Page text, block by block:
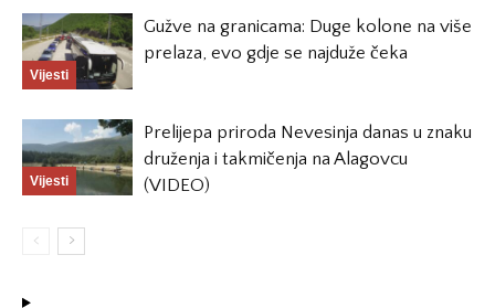
Vijesti
Gužve na granicama: Duge kolone na više
prelaza, evo gdje se najduže čeka
Vijesti
Prelijepa priroda Nevesinja danas u znaku
druženja i takmičenja na Alagovcu
(VIDEO)